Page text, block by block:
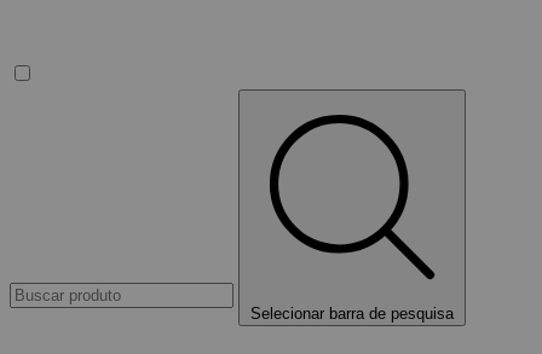
Selecionar barra de pesquisa